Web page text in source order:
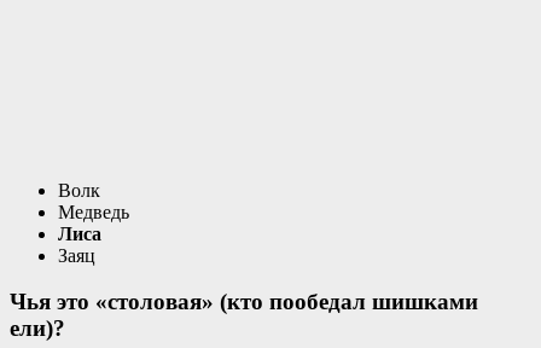
Волк
Медведь
Лиса
Заяц
Чья это «столовая» (кто пообедал шишками
ели)?